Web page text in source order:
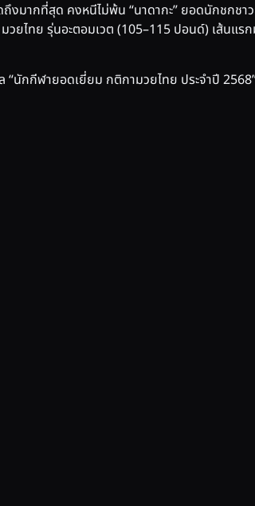
งมากที่สุด คงหนีไม่พ้น “นาดากะ” ยอดนักชกช
ยไทย รุ่นอะตอมเวต (105–115 ปอนด์) เส้นแร
นักกีฬายอดเยี่ยม กติกามวยไทย ประจำปี